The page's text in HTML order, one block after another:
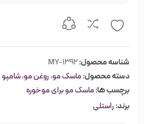
شناسه محصول:MY-1392
دسته محصول:ماسک مو،روغن مو،
برچسب ها:ماسک مو برای موخوره
برند:راستلی